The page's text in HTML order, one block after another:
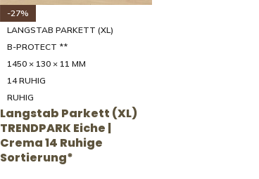
-25%
LANGSTAB PARKETT (XL)
MATT VERSIEGELT
1450 × 130 × 11 MM
14 RUHIG
RUHIG
Langstab Parkett (XL)
TRENDPARK Eiche | Natur
14 Ruhige Sortierung*